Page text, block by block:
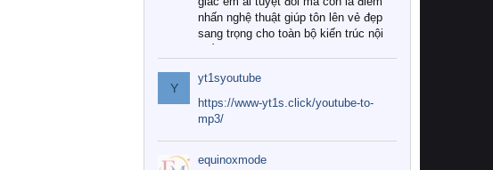
nhấn nghệ thuật giúp tôn lên vẻ đẹp
sang trọng cho toàn bộ kiến trúc nội
Tuy nhiên, giữa thị trường đa dạng
với vô vàn thương hiệu và mẫu mã
như hiện nay, làm thế nào để chọn
được những bộ chăn ga gối đệm cao
cấp thực sự chất lượng, phù hợp với
khí hậu và nhu cầu sử dụng của gia
Y
yt1syoutube
https://www-yt1s.click/youtube-to-
mp3/
equinoxmode